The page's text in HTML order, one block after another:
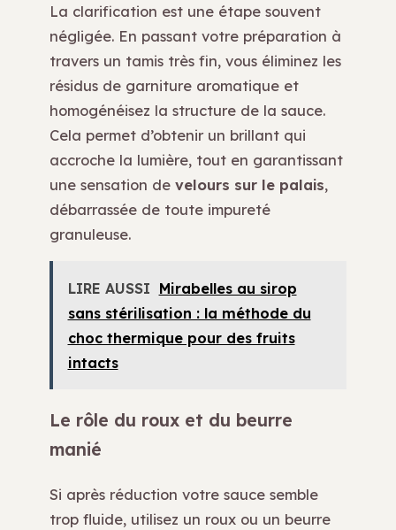
La clarification est une étape souvent
négligée. En passant votre préparation à
travers un tamis très fin, vous éliminez les
résidus de garniture aromatique et
homogénéisez la structure de la sauce.
Cela permet d’obtenir un brillant qui
accroche la lumière, tout en garantissant
une sensation de velours sur le palais,
débarrassée de toute impureté
granuleuse.
LIRE AUSSI Mirabelles au sirop
sans stérilisation : la méthode du
choc thermique pour des fruits
intacts
Le rôle du roux et du beurre
manié
Si après réduction votre sauce semble
trop fluide, utilisez un roux ou un beurre